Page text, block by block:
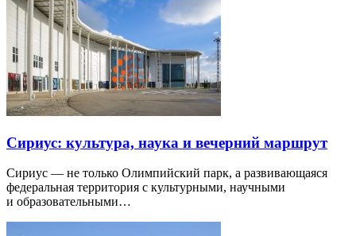
Сириус: культура, наука и вечерний маршрут
Сириус — не только Олимпийский парк, а развивающаяся
федеральная территория с культурными, научными
и образовательными…